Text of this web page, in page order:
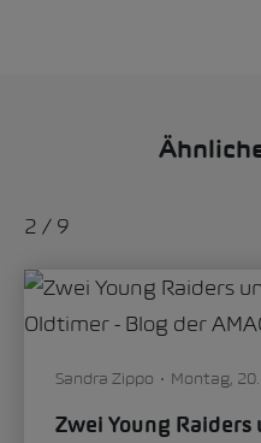
2 / 9
Sandra Zippo Montag,
Zwei Young